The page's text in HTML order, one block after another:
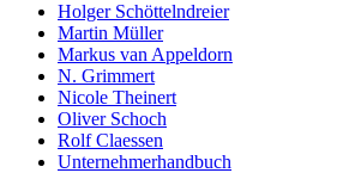
Holger Schöttelndreier
Martin Müller
Markus van Appeldorn
N. Grimmert
Nicole Theinert
Oliver Schoch
Rolf Claessen
Unternehmerhandbuch